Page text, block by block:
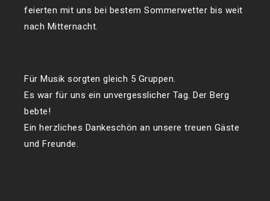
feierten mit uns bei bestem Sommerwetter bis weit
nach Mitternacht.
Für Musik sorgten gleich 5 Gruppen.
Es war für uns ein unvergesslicher Tag. Der Berg
bebte!
Ein herzliches Dankeschön an unsere treuen Gäste
und Freunde.